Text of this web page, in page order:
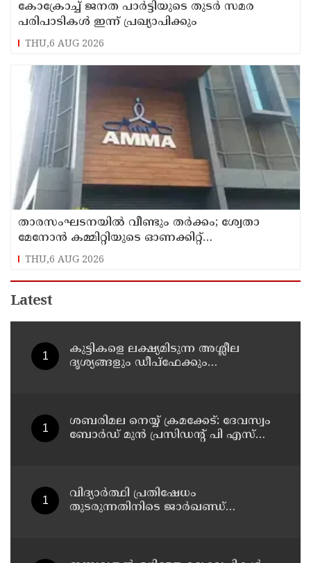
കോക്രോച്ച് ജനത പാര്‍ട്ടിയുടെ തുടര്‍ സമര
പരിപാടികള്‍ ഇന്ന് പ്രഖ്യാപിക്കും
THU,6 AUG 2026
താരസംഘടനയില്‍ വീണ്ടും തര്‍ക്കം; ശ്വേതാ
മേനോന്‍ കമ്മിറ്റിയുടെ ഓണക്കിറ്റ്
വിതരണത്തിനെതിരെ ഒരുവിഭാഗം താരങ്ങള്‍
THU,6 AUG 2026
Latest
കുട്ടികളെ ലക്ഷ്യമിടുന്ന അശ്ലീല
ദൃശ്യങ്ങളും ഡീപ്ഫേക്കും
ശബരിമല നെയ്യ് ക്രമക്കേട്: ദേവസ്വം
ബോര്‍ഡ് മുന്‍ പ്രസിഡന്റ് പി എസ്
വിദ്യാര്‍ത്ഥി പ്രതിഷേധം
തുടരുന്നതിനിടെ ജാര്‍ഖണ്ഡ്